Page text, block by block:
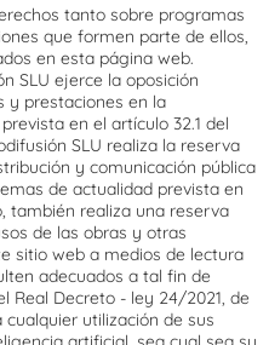
tanto sobre programas
que formen parte de ellos,
en esta página web.
SLU ejerce la oposición
y prestaciones en la
en el artículo 32.1 del
SLU realiza la reserva
y comunicación pública
de actualidad prevista en
también realiza una reserva
de las obras y otras
sitio web a medios de lectura
adecuados a tal fin de
Real Decreto - ley 24/2021, de
utilización de sus